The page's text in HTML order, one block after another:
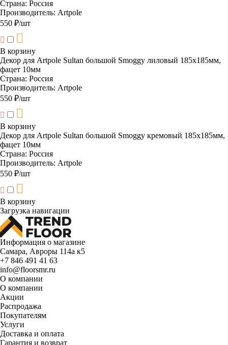
Страна: Россия
Производитель: Artpole
550 ₽/шт
В корзину
Декор для Artpole Sultan большой Smoggy лиловый 185х185мм,
фацет 10мм
Страна: Россия
Производитель: Artpole
550 ₽/шт
В корзину
Декор для Artpole Sultan большой Smoggy кремовый 185х185мм,
фацет 10мм
Страна: Россия
Производитель: Artpole
550 ₽/шт
В корзину
Загрузка навигации
Информация о магазине
Самара, Авроры 114а к5
+7 846 491 41 63
info@floorsmr.ru
О компании
О компании
Акции
Распродажа
Покупателям
Услуги
Доставка и оплата
Гарантия и возврат